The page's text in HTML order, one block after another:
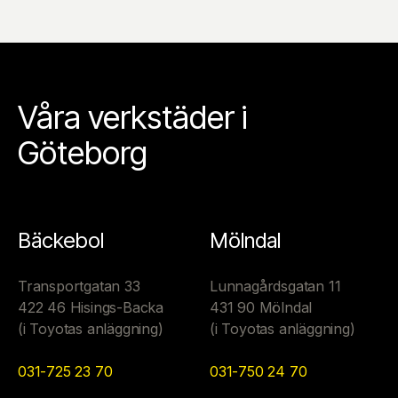
Våra verkstäder i
Göteborg
Bäckebol
Transportgatan 33
422 46 Hisings-Backa
(i Toyotas anläggning)
031-725 23 70
Mölndal
Lunnagårdsgatan 11
431 90 Mölndal
(i Toyotas anläggning)
031-750 24 70